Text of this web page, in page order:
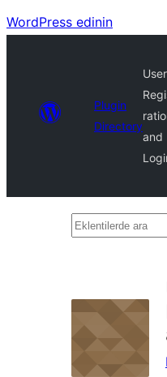
WordPress edinin
Plugin
Directory
User
and
Eklentilerde